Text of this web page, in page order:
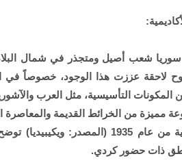
شعب أصيل ومتجذر في شمال البلاد
لاحقة عززت هذا الوجود، خصوصاً في
المكونات التأسيسية، مثل العرب
مميزة من الخرائط القديمة
خريطة إثنية من عام 1935
ذات حضور كردي.